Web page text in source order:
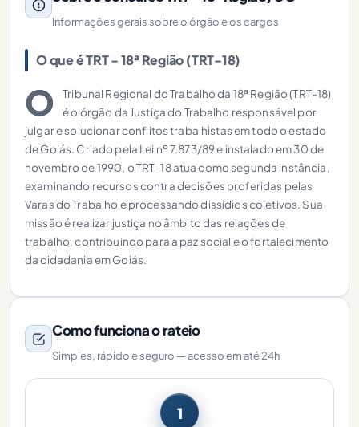
Informações gerais sobre o órgão e os cargos
O que é TRT - 18ª Região (TRT-18)
O
Tribunal Regional do Trabalho da 18ª Região (TRT-18)
é o órgão da Justiça do Trabalho responsável por
julgar e solucionar conflitos trabalhistas em todo o estado
de Goiás. Criado pela Lei nº 7.873/89 e instalado em 30 de
novembro de 1990, o TRT-18 atua como segunda instância,
examinando recursos contra decisões proferidas pelas
Varas do Trabalho e processando dissídios coletivos. Sua
missão é realizar justiça no âmbito das relações de
trabalho, contribuindo para a paz social e o fortalecimento
da cidadania em Goiás.
Como funciona o rateio
Simples, rápido e seguro — acesso em até 24h
1